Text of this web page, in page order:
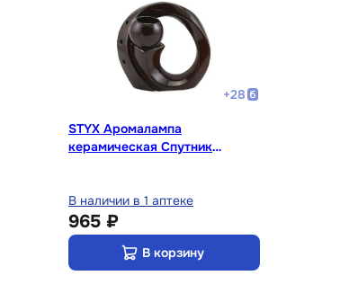
+28
STYX Аромалампа
керамическая Спутник
В наличии в 1 аптеке
965 ₽
В корзину